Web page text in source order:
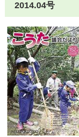
2014.04号